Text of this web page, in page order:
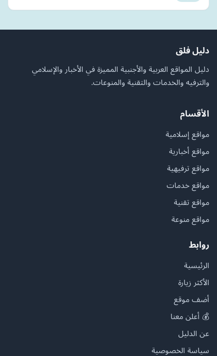
دليل فلق
دليل المواقع العربية والأجنبية المميزة في الأخبار والإسلامي
والترفيه والخدمات والتقنية والمنوعات.
الأقسام
مواقع إسلامية
مواقع أخبارية
مواقع ترفيهية
مواقع خدمات
مواقع تقنية
مواقع منوعة
روابط
الرئيسية
الأكثر زيارة
أضف موقع
💰 أعلن معنا
عن الدليل
سياسة الخصوصية